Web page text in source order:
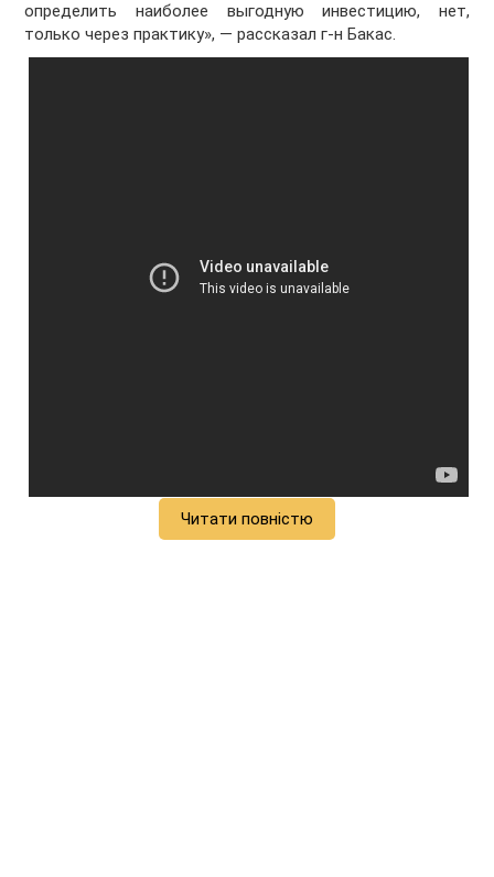
определить наиболее выгодную инвестицию, нет,
только через практику», — рассказал г-н Бакас.
Читати повністю